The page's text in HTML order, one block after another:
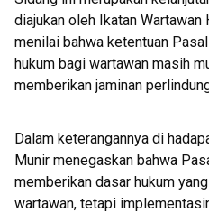
diajukan oleh Ikatan Wartawan
menilai bahwa ketentuan
hukum bagi wartawan masih
memberikan jaminan
Dalam keterangannya di
Munir menegaskan bahwa
memberikan dasar hukum
wartawan, tetapi